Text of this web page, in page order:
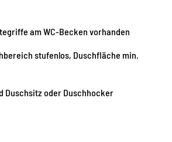
am WC-Becken vorhanden
stufenlos, Duschfläche min.
Duschsitz oder Duschhocker